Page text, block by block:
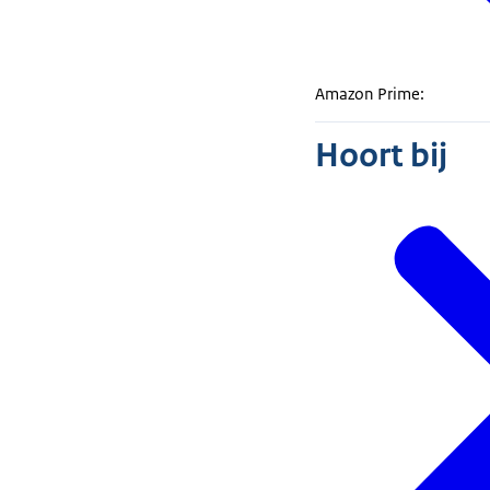
Amazon Prime:
Hoort bij